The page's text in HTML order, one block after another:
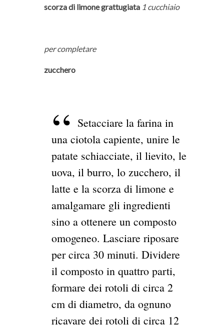
scorza di limone grattugiata 1 cucchiaio
per completare
zucchero
Setacciare la farina in
una ciotola capiente, unire le
patate schiacciate, il lievito, le
uova, il burro, lo zucchero, il
latte e la scorza di limone e
amalgamare gli ingredienti
sino a ottenere un composto
omogeneo. Lasciare riposare
per circa 30 minuti. Dividere
il composto in quattro parti,
formare dei rotoli di circa 2
cm di diametro, da ognuno
ricavare dei rotoli di circa 12